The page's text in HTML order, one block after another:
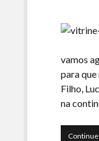
vamos
para
Filho,
na